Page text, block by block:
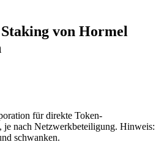
von Hormel
für direkte Token-
je nach Netzwerkbeteiligung. Hinweis:
schwanken.